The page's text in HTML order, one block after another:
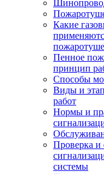
Какие
Пенное
принцип
Способы
Виды и
работ
Нормы и
Проверка и
системы